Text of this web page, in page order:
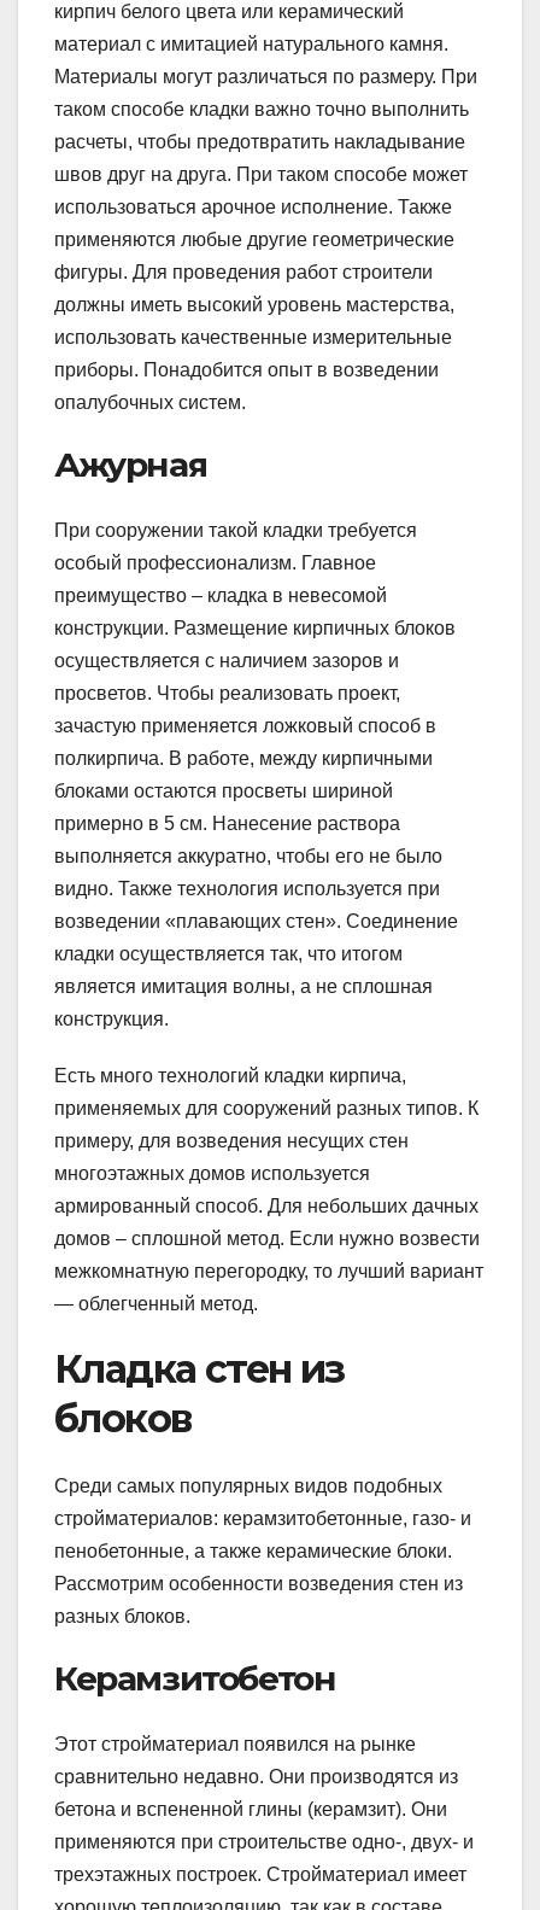
кирпич белого цвета или керамический
материал с имитацией натурального камня.
Материалы могут различаться по размеру. При
таком способе кладки важно точно выполнить
расчеты, чтобы предотвратить накладывание
швов друг на друга. При таком способе может
использоваться арочное исполнение. Также
применяются любые другие геометрические
фигуры. Для проведения работ строители
должны иметь высокий уровень мастерства,
использовать качественные измерительные
приборы. Понадобится опыт в возведении
опалубочных систем.
Ажурная
При сооружении такой кладки требуется
особый профессионализм. Главное
преимущество – кладка в невесомой
конструкции. Размещение кирпичных блоков
осуществляется с наличием зазоров и
просветов. Чтобы реализовать проект,
зачастую применяется ложковый способ в
полкирпича. В работе, между кирпичными
блоками остаются просветы шириной
примерно в 5 см. Нанесение раствора
выполняется аккуратно, чтобы его не было
видно. Также технология используется при
возведении «плавающих стен». Соединение
кладки осуществляется так, что итогом
является имитация волны, а не сплошная
конструкция.
Есть много технологий кладки кирпича,
применяемых для сооружений разных типов. К
примеру, для возведения несущих стен
многоэтажных домов используется
армированный способ. Для небольших дачных
домов – сплошной метод. Если нужно возвести
межкомнатную перегородку, то лучший вариант
— облегченный метод.
Кладка стен из
блоков
Среди самых популярных видов подобных
стройматериалов: керамзитобетонные, газо- и
пенобетонные, а также керамические блоки.
Рассмотрим особенности возведения стен из
разных блоков.
Керамзитобетон
Этот стройматериал появился на рынке
сравнительно недавно. Они производятся из
бетона и вспененной глины (керамзит). Они
применяются при строительстве одно-, двух- и
трехэтажных построек. Стройматериал имеет